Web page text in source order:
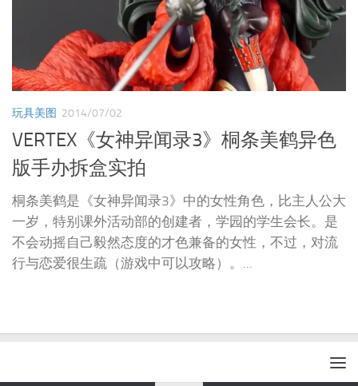
玩具美图 2014/07/02
VERTEX《女神异闻录3》桐条美鹤异色
版手办拆盒实拍
桐条美鹤是《女神异闻录3》中的女性角色，比主人公大
一岁，特别课外活动部的创建者，学园的学生会长。是
不会动摇自己毅然态度的才色兼备的女性，不过，对流
行与恋爱很生疏（游戏中可以攻略）。...